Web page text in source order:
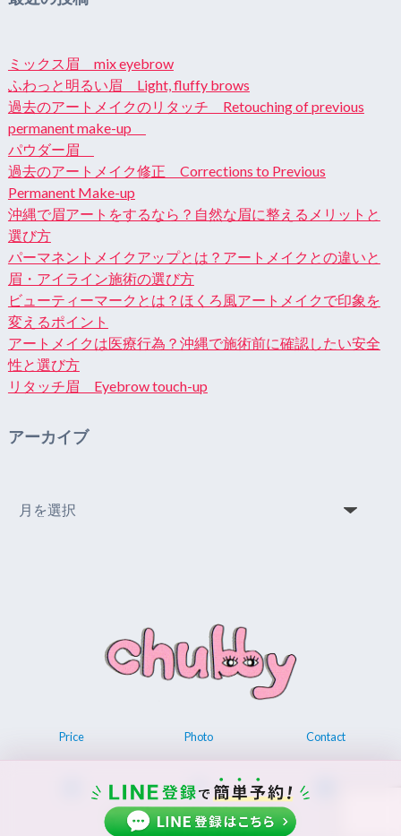
ミックス眉 mix eyebrow
ふわっと明るい眉 Light, fluffy brows
過去のアートメイクのリタッチ Retouching of previous
permanent make-up
パウダー眉
過去のアートメイク修正 Corrections to Previous
Permanent Make-up
沖縄で眉アートをするなら？自然な眉に整えるメリットと
選び方
パーマネントメイクアップとは？アートメイクとの違いと
眉・アイライン施術の選び方
ビューティーマークとは？ほくろ風アートメイクで印象を
変えるポイント
アートメイクは医療行為？沖縄で施術前に確認したい安全
性と選び方
リタッチ眉 Eyebrow touch-up
アーカイブ
ー
Price Photo Contact
© 2026 Permanent make up chubby.